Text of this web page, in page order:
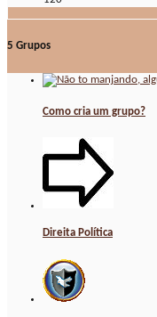
5 Grupos
Como cria um grupo?
Direita Política